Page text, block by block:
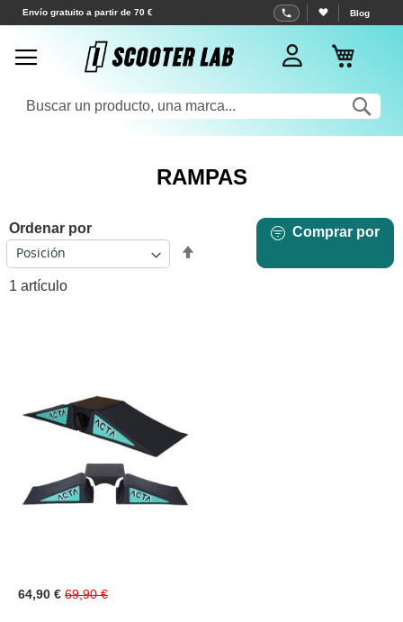
contenido
Envío gratuito a partir de 70 € Blog
RAMPAS
1 artículo
Ordenar por
Dirección
Special
Price
64,90 € 69,90 €
Comprar por